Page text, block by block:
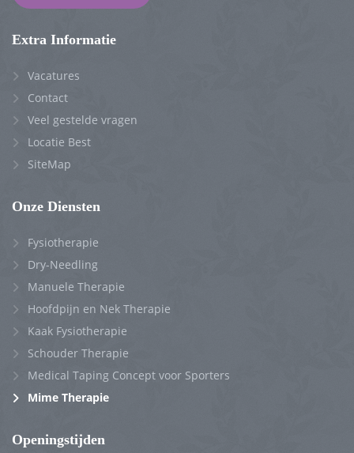
Extra Informatie
Vacatures
Contact
Veel gestelde vragen
Locatie Best
SiteMap
Onze Diensten
Fysiotherapie
Dry-Needling
Manuele Therapie
Hoofdpijn en Nek Therapie
Kaak Fysiotherapie
Schouder Therapie
Medical Taping Concept voor Sporters
Mime Therapie
Openingstijden